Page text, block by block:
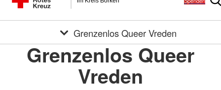
Grenzenlos Queer Vreden
Grenzenlos Queer
Vreden